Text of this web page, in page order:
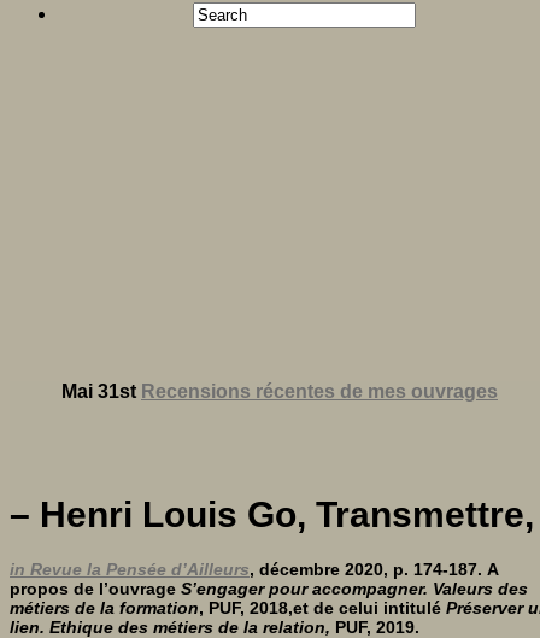
Mai 31st Recensions récentes de mes ouvrages
– Henri Louis Go, Transmettre,
in Revue la Pensée d’Ailleurs, décembre 2020, p. 174-187. A
propos de l’ouvrage S’engager pour accompagner. Valeurs des
métiers de la formation, PUF, 2018,et de celui intitulé Préserver
lien. Ethique des métiers de la relation, PUF, 2019.